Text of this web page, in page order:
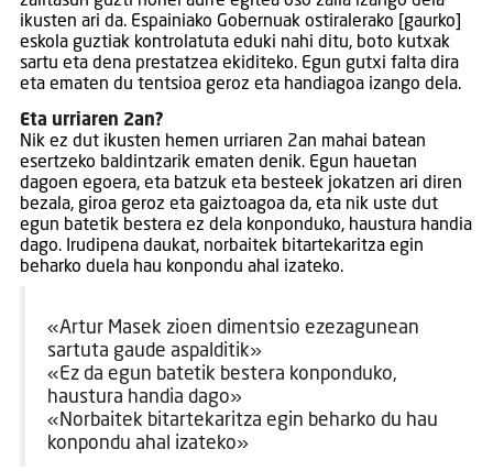
ikusten ari da. Espainiako Gobernuak ostiralerako [gaurko]
eskola guztiak kontrolatuta eduki nahi ditu, boto kutxak
sartu eta dena prestatzea ekiditeko. Egun gutxi falta dira
eta ematen du tentsioa geroz eta handiagoa izango dela.
Eta urriaren 2an?
Nik ez dut ikusten hemen urriaren 2an mahai batean
esertzeko baldintzarik ematen denik. Egun hauetan
dagoen egoera, eta batzuk eta besteek jokatzen ari diren
bezala, giroa geroz eta gaiztoagoa da, eta nik uste dut
egun batetik bestera ez dela konponduko, haustura handia
dago. Irudipena daukat, norbaitek bitartekaritza egin
beharko duela hau konpondu ahal izateko.
«Artur Masek zioen dimentsio ezezagunean
sartuta gaude aspalditik»
«Ez da egun batetik bestera konponduko,
haustura handia dago»
«Norbaitek bitartekaritza egin beharko du hau
konpondu ahal izateko»